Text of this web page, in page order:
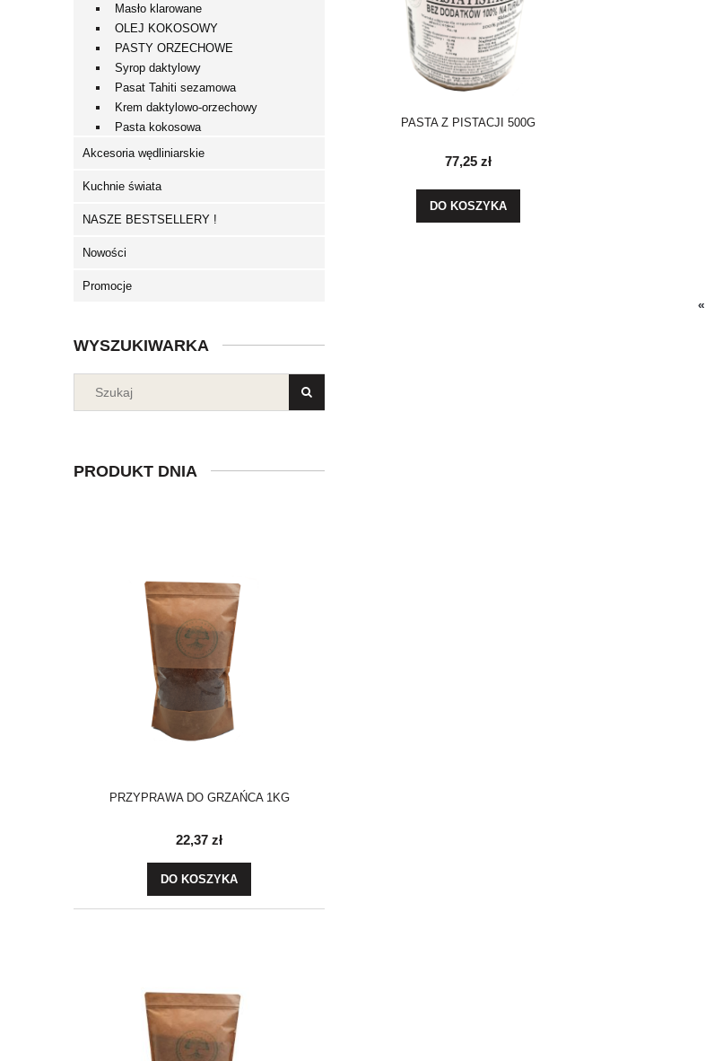
Masło klarowane
OLEJ KOKOSOWY
PASTY ORZECHOWE
Syrop daktylowy
Pasat Tahiti sezamowa
Krem daktylowo-orzechowy
Pasta kokosowa
Akcesoria wędliniarskie
Kuchnie świata
NASZE BESTSELLERY !
Nowości
Promocje
WYSZUKIWARKA
PRODUKT DNIA
PRZYPRAWA DO GRZAŃCA 1KG
22,37 zł
DO KOSZYKA
PASTA Z PISTACJI 500G
77,25 zł
DO KOSZYKA
«